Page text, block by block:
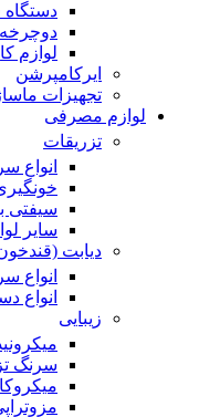
دستگاه
دوچرخه
لوازم
ایرکامپرشن
تجهیزات
لوازم مصرفی
تزریقات
انواع
سیفتی
سایر
دیابت
انواع
انواع
زیبایی
سرنگ